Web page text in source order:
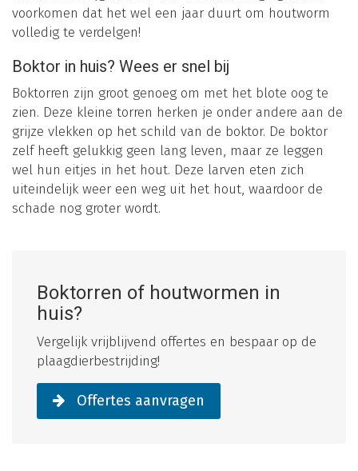
voorkomen dat het wel een jaar duurt om houtworm
volledig te verdelgen!
Boktor in huis? Wees er snel bij
Boktorren zijn groot genoeg om met het blote oog te
zien. Deze kleine torren herken je onder andere aan de
grijze vlekken op het schild van de boktor. De boktor
zelf heeft gelukkig geen lang leven, maar ze leggen
wel hun eitjes in het hout. Deze larven eten zich
uiteindelijk weer een weg uit het hout, waardoor de
schade nog groter wordt.
Boktorren of houtwormen in
huis?
Vergelijk vrijblijvend offertes en bespaar op de
plaagdierbestrijding!
Offertes aanvragen